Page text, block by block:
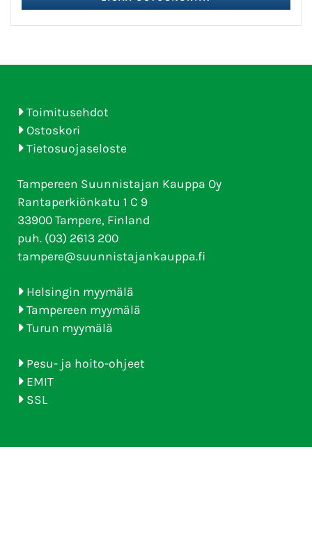
Toimitusehdot
Ostoskori
Tietosuojaseloste
Tampereen Suunnistajan Kauppa Oy
Rantaperkiönkatu 1 C 9
33900 Tampere, Finland
puh. (03) 2613 200
tampere@suunnistajankauppa.fi
Helsingin myymälä
Tampereen myymälä
Turun myymälä
Pesu- ja hoito-ohjeet
EMIT
SSL